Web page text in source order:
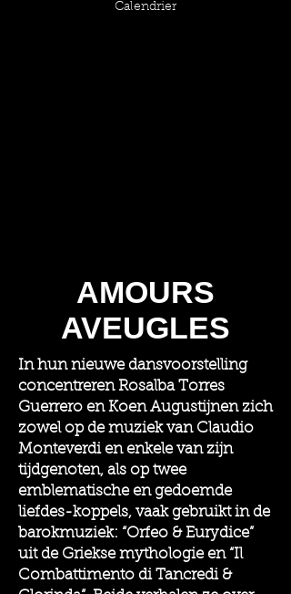
Calendrier
AMOURS
AVEUGLES
In hun nieuwe dansvoorstelling
concentreren Rosalba Torres
Guerrero en Koen Augustijnen zich
zowel op de muziek van Claudio
Monteverdi en enkele van zijn
tijdgenoten, als op twee
emblematische en gedoemde
liefdes-koppels, vaak gebruikt in de
barokmuziek: “Orfeo & Eurydice”
uit de Griekse mythologie en “Il
Combattimento di Tancredi &